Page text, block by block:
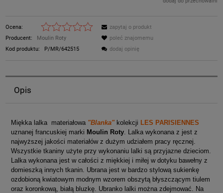
Ocena:
Producent:
Moulin Roty
Kod produktu:
P/MR/642515
zapytaj o produkt
poleć znajomemu
dodaj opinię
Opis
Miękka lalka materiałowa "Blanka" kolekcji LES PARISIENNES
uznanej francuskiej marki Moulin Roty . Lalka wykonana z jest z
najwyższej jakości materiałów z dużym udziałem pracy ręcznej.
Wszystkie tkaniny użyte przy wykonaniu lalki są przyjazne dzieciom.
Lalka wykonana jest w całości z miękkiej i miłej w dotyku bawełny z
domieszką innych tkanin. Ubrana jest w bardzo stylową sukienkę
ozdobioną kwiatowym modnym wzorem obszytą błyszczącym tiulem
oraz koronkową, białą bluzkę. Ubranko lalki można zdejmować. Na